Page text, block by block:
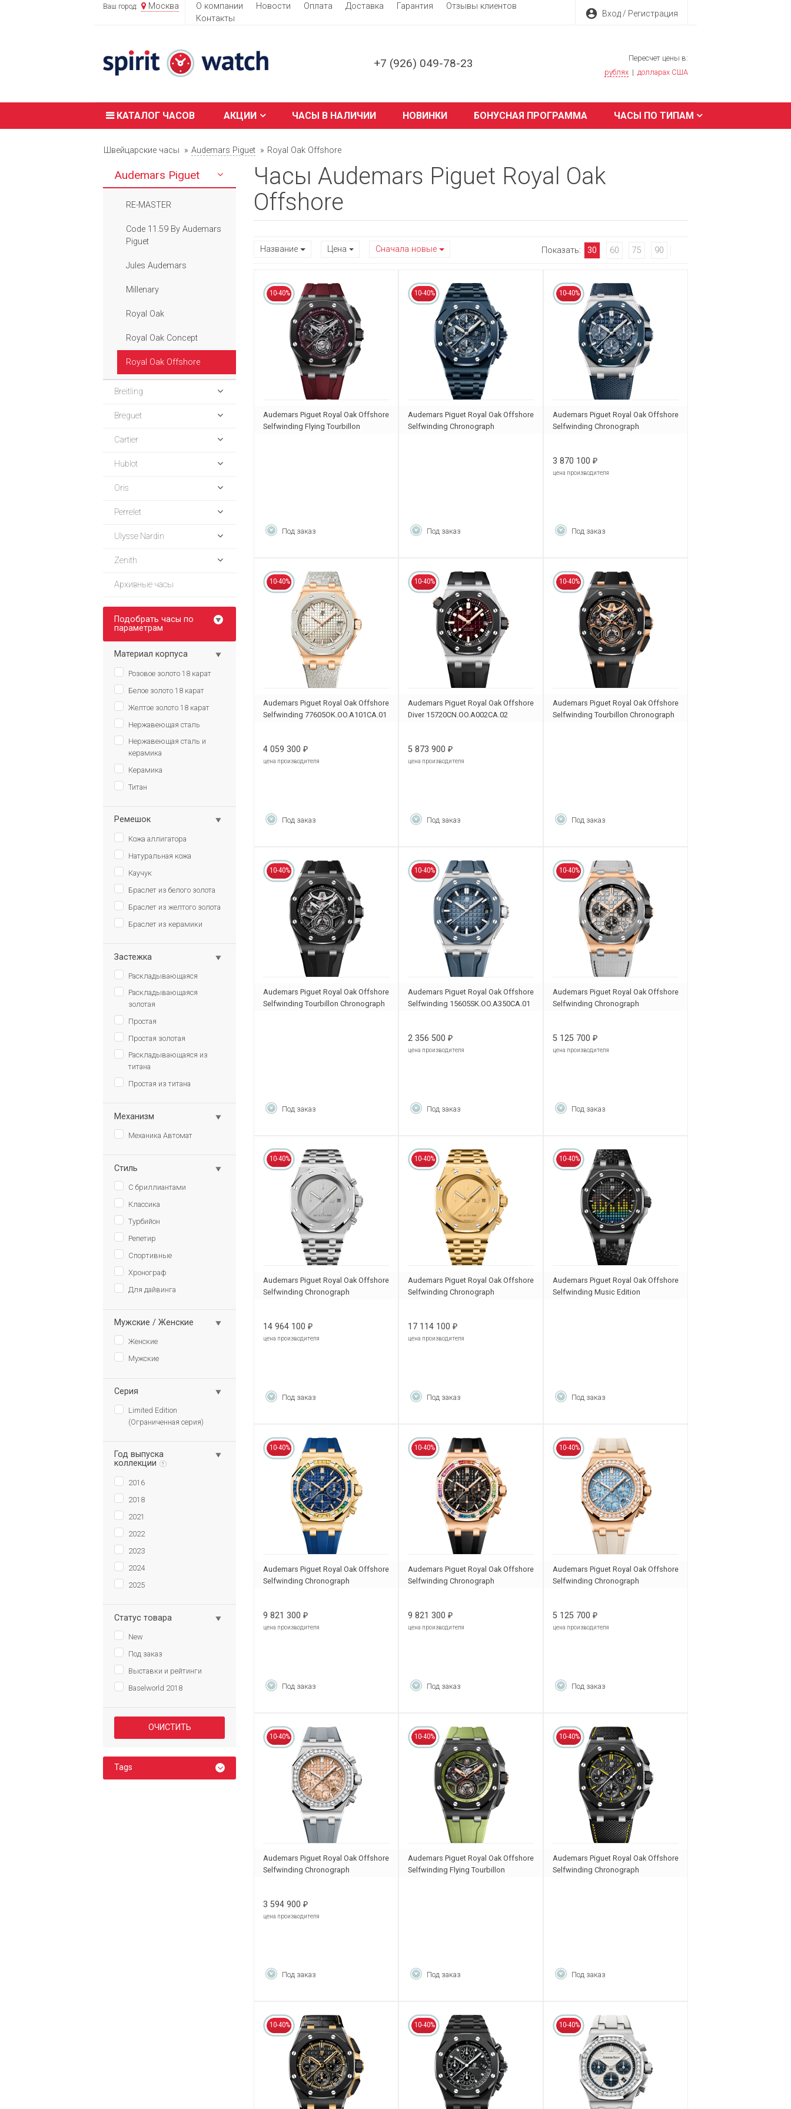
Ваш город: Москва О компании Новости Оплата Доставка Гарантия
Отзывы клиентов
Контакты
account_circle Вход / Регистрация
+7 (926) 049-78-23
Пересчет цены в:
рублях | долларах США
КАТАЛОГ ЧАСОВ АКЦИИ ЧАСЫ В НАЛИЧИИ НОВИНКИ БОНУСНАЯ ПРОГРАММА ЧАСЫ ПО ТИПАМ
Швейцарские часы Audemars Piguet Royal Oak Offshore
Audemars Piguet
RE-MASTER
Code 11.59 By Audemars
Piguet
Jules Audemars
Millenary
Royal Oak
Royal Oak Concept
Royal Oak Offshore
Breitling
Breguet
Cartier
Hublot
Oris
Perrelet
Ulysse Nardin
Zenith
Архивные часы
Подобрать часы по
параметрам
Материал корпуса
Розовое золото 18 карат
Белое золото 18 карат
Желтое золото 18 карат
Нержавеющая сталь
Нержавеющая сталь и
керамика
Керамика
Титан
Ремешок
Кожа аллигатора
Натуральная кожа
Каучук
Браслет из белого золота
Браслет из желтого золота
Браслет из керамики
Застежка
Раскладывающаяся
Раскладывающаяся
золотая
Простая
Простая золотая
Раскладывающаяся из
титана
Простая из титана
Механизм
Механика Автомат
Стиль
С бриллиантами
Классика
Турбийон
Репетир
Спортивные
Хронограф
Для дайвинга
Мужские / Женские
Женские
Мужские
Серия
Limited Edition
(Ограниченная серия)
Год выпуска
коллекции
?
2016
2018
2021
2022
2023
2024
2025
Статус товара
New
Под заказ
Выставки и рейтинги
Baselworld 2018
Tags
Часы Audemars Piguet Royal Oak
Offshore
Название Цена Сначала новые Показать: 30 60 75 90
10-40%
Audemars Piguet Royal Oak Offshore
Selfwinding Flying Tourbillon
Под заказ
10-40%
Audemars Piguet Royal Oak Offshore
Selfwinding Chronograph
Под заказ
10-40%
Audemars Piguet Royal Oak Offshore
Selfwinding Chronograph
3 870 100 ₽
цена производителя
Под заказ
10-40%
Audemars Piguet Royal Oak Offshore
Selfwinding 77605OK.OO.A101CA.01
4 059 300 ₽
цена производителя
Под заказ
10-40%
Audemars Piguet Royal Oak Offshore
Diver 15720CN.OO.A002CA.02
5 873 900 ₽
цена производителя
Под заказ
10-40%
Audemars Piguet Royal Oak Offshore
Selfwinding Tourbillon Chronograph
Под заказ
10-40%
Audemars Piguet Royal Oak Offshore
Selfwinding Tourbillon Chronograph
Под заказ
10-40%
Audemars Piguet Royal Oak Offshore
Selfwinding 15605SK.OO.A350CA.01
2 356 500 ₽
цена производителя
Под заказ
10-40%
Audemars Piguet Royal Oak Offshore
Selfwinding Chronograph
5 125 700 ₽
цена производителя
Под заказ
10-40%
Audemars Piguet Royal Oak Offshore
Selfwinding Chronograph
14 964 100 ₽
цена производителя
Под заказ
10-40%
Audemars Piguet Royal Oak Offshore
Selfwinding Chronograph
17 114 100 ₽
цена производителя
Под заказ
10-40%
Audemars Piguet Royal Oak Offshore
Selfwinding Music Edition
Под заказ
10-40%
Audemars Piguet Royal Oak Offshore
Selfwinding Chronograph
9 821 300 ₽
цена производителя
Под заказ
10-40%
Audemars Piguet Royal Oak Offshore
Selfwinding Chronograph
9 821 300 ₽
цена производителя
Под заказ
10-40%
Audemars Piguet Royal Oak Offshore
Selfwinding Chronograph
5 125 700 ₽
цена производителя
Под заказ
10-40%
Audemars Piguet Royal Oak Offshore
Selfwinding Chronograph
3 594 900 ₽
цена производителя
Под заказ
10-40%
Audemars Piguet Royal Oak Offshore
Selfwinding Flying Tourbillon
Под заказ
10-40%
Audemars Piguet Royal Oak Offshore
Selfwinding Chronograph
Под заказ
10-40% 10-40% 10-40%